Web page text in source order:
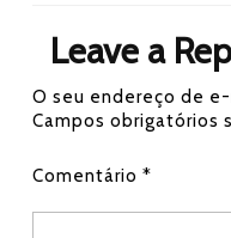
b
o
ok
tt
er
at
s
A
Leave a
O seu endereço de
Campos obrigatórios
Comentário *